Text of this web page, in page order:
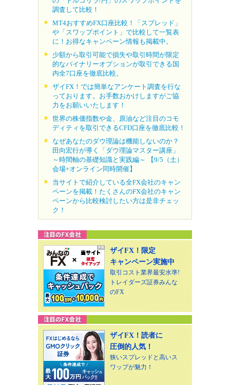
調査して比較！
MT4おすすめFX口座比較！「スプレッド」
や「スワップポイント」で比較して一覧表
に！お得なキャンペーン情報も掲載中。
少額から取引可能で損失や取引時間が限定
的なバイナリーオプションが取引できる国
内全7口座を徹底比較。
ザイFX！では簡単なアンケート調査を行な
っております。お手数おかけしますがご協
力をお願いいたします！
世界の株価指数や金、原油など注目のコモ
ディティを取引できるCFD口座を徹底比較！
なぜあなたのダウ理論は機能しないのか？
田向宏行が導く「ダウ理論マスター講座」
～時間軸の基礎知識と実践編～ 【9/5（土）
会場+オンライン同時開催】
当サイトで紹介している全FX会社のキャン
ペーンを掲載！たくさんのFX会社のキャン
ペーンから比較検討したい方は是非チェッ
ク！
ザイFX！限定
キャンペーン実施中
取引コスト業界最安水準!
トレイダーズ証券みんな
のFX
ザイFX！読者に
圧倒的人気！
狭いスプレッドと高いス
ワップが魅力！